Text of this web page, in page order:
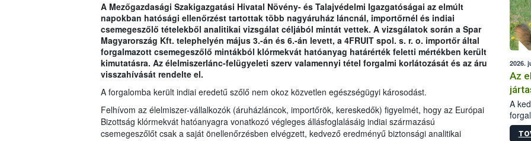
A Mezőgazdasági Szakigazgatási Hivatal Növény- és Talajvédelmi Igazgatóságai az elmúlt
napokban hatósági ellenőrzést tartottak több nagyáruház láncnál, importőrnél és indiai
csemegeszőlő tételekből analitikai vizsgálat céljából mintát vettek. A vizsgálatok során a Spar
Magyarország Kft. telephelyén május 3.-án és 6.-án levett, a 4FRUIT spol. s. r. o. importőr által
forgalmazott csemegeszőlő mintákból klórmekvát hatóanyag határérték feletti mértékben került
kimutatásra. Az élelmiszerlánc-felügyeleti szerv valamennyi tétel forgalmi korlátozását és az áru
visszahívását rendelte el.
A forgalomba került indiai eredetű szőlő nem okoz közvetlen egészségügyi károsodást.
Felhívom az élelmiszer-vállalkozók (áruházláncok, importőrök, kereskedők) figyelmét, hogy az Európai
Bizottság klórmekvát hatóanyagra vonatkozó végleges állásfoglalásáig indiai származású
csemegeszőlőt csak a saját önellenőrzésben elvégzett, kedvező eredményű biztonsági analitikai
2026.
Az
A